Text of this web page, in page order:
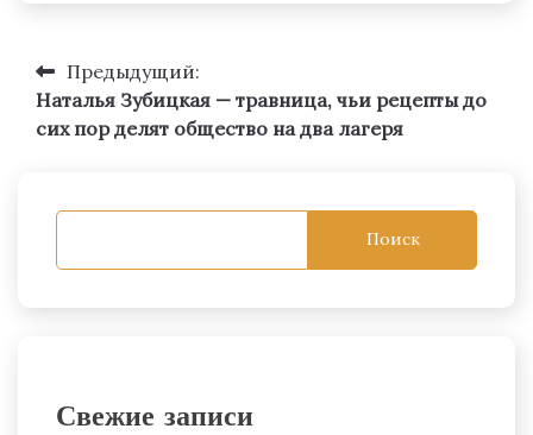
Навигация
по
Предыдущий:
Наталья Зубицкая — травница, чьи рецепты до
сих пор делят общество на два лагеря
Поиск
Свежие записи